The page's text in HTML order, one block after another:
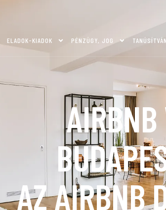
ELADOK-KIADOK PÉNZÜGY, JOG
AZ AIRBNB